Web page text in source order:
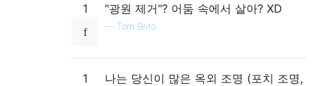
1 "광원 제거"? 어둠 속에서 살아? XD
— Tom Brito
1
나는 당신이 많은 옥외 조명 (포치 조명,